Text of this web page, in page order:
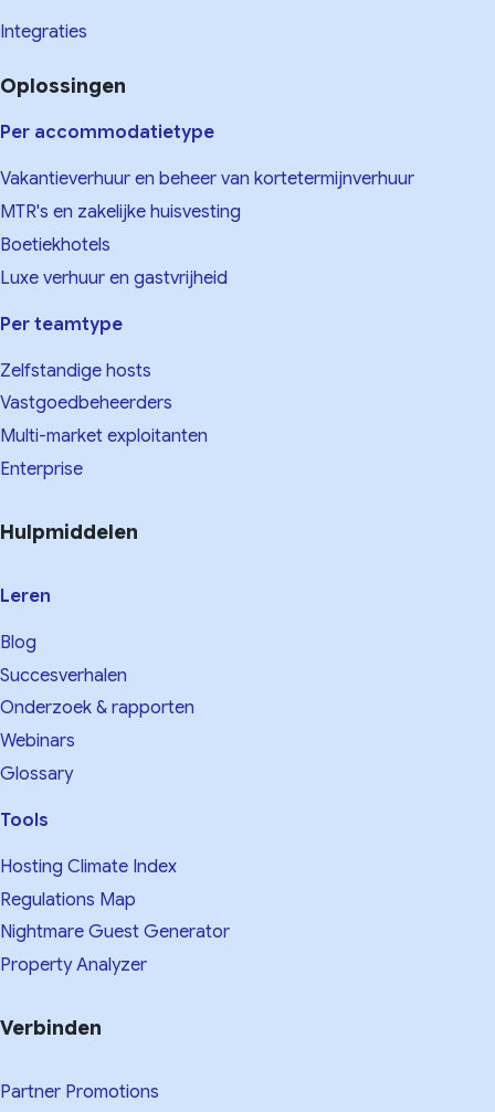
Integraties
Oplossingen
Per accommodatietype
Vakantieverhuur en beheer van kortetermijnverhuur
MTR's en zakelijke huisvesting
Boetiekhotels
Luxe verhuur en gastvrijheid
Per teamtype
Zelfstandige hosts
Vastgoedbeheerders
Multi-market exploitanten
Enterprise
Hulpmiddelen
Leren
Blog
Succesverhalen
Onderzoek & rapporten
Webinars
Glossary
Tools
Hosting Climate Index
Regulations Map
Nightmare Guest Generator
Property Analyzer
Verbinden
Partner Promotions